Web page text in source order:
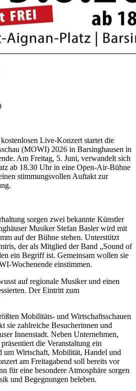
Live-Konzert startet die
(MOWI) 2026 in Barsinghausen in
Am Freitag, 5. Juni, verwandelt sich
ab 18.30 Uhr in eine Open-Air-Bühne
stimmungsvollen Auftakt zur
sorgen zwei bekannte Künstler
Musiker Stefan Basler wird mit
auf der Bühne stehen. Unterstützt
der als Mitglied der Band „Sound of
ein Begriff ist. Gemeinsam wollen sie
Wochenende einstimmen.
auf regionale Musiker und einen
Der Eintritt zum
Mobilitäts- und Wirtschaftsschauen
sie zahlreiche Besucherinnen und
Innenstadt. Neben Unternehmen,
die Veranstaltung ein
um Wirtschaft, Mobilität, Handel und
am Freitagabend soll bereits vor
für eine besondere Atmosphäre sorgen
und Begegnungen beleben.